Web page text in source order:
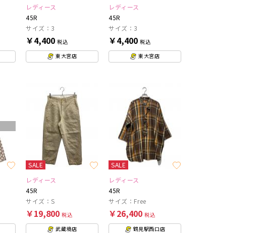
レディース
45R
サイズ：3
￥4,400 税込
東大宮店
レディース
45R
サイズ：3
￥4,400 税込
東大宮店
SALE
レディース
45R
サイズ：S
￥19,800 税込
武蔵境店
SALE
レディース
45R
サイズ：Free
￥26,400 税込
鶴見駅西口店